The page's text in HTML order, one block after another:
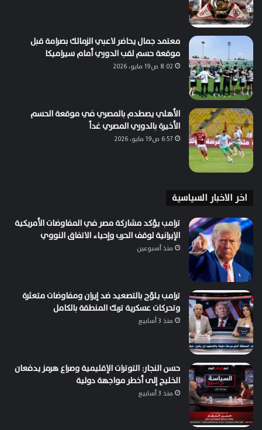
معتمد جمال يحاضر لاعبي الزمالك بصرامة قبل
موقعة حسم لقب الدوري أمام سيراميكا
8:02 ص19 مايو، 2026
الأهلي يصطدم بالمصري في موقعة الحسم
الأخيرة بالدوري المصري غداً
6:57 ص19 مايو، 2026
اخر الاخبار السياسية
ترامب يؤكد مشاركة مصر في المفاوضات الأمريكية
الإيرانية لوقف الحرب وإحياء الاتفاق النووي
منذ أسبوعين
ترامب يلوّح بالتصعيد ضد إيران ومفاوضات متعثرة
وتحركات عسكرية تربك المنطقة بالكامل
منذ 3 أسابيع
حسن النجار: التوترات الإقليمية وصراع هرمز يدفعان
الخليج إلى أخطر مواجهة دولية
منذ 3 أسابيع